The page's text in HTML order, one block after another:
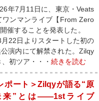
年7月11日に、東京・Veats
ワンマンライブ【From Zero
催することを発表した。
22日よりスタートした初の
演内にて解禁された。Zilqy
初ツア・・・ 続きを読む
ポート＞Zilqyが語る“原
来”とは――1stライブ